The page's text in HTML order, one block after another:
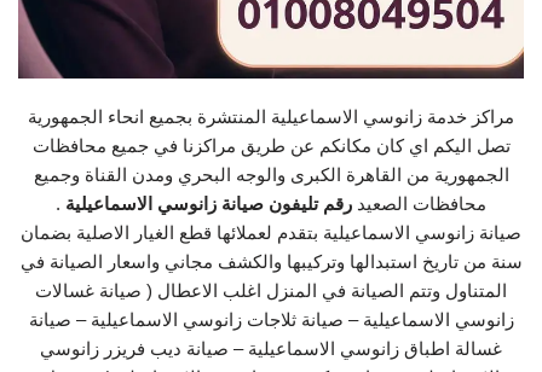
مراكز خدمة زانوسي الاسماعيلية المنتشرة بجميع انحاء الجمهورية
تصل اليكم اي كان مكانكم عن طريق مراكزنا في جميع محافظات
الجمهورية من القاهرة الكبرى والوجه البحري ومدن القناة وجميع
محافظات الصعيد رقم تليفون صيانة زانوسي الاسماعيلية .
صيانة زانوسي الاسماعيلية بتقدم لعملائها قطع الغيار الاصلية بضمان
سنة من تاريخ استبدالها وتركيبها والكشف مجاني واسعار الصيانة في
المتناول وتتم الصيانة في المنزل اغلب الاعطال ( صيانة غسالات
زانوسي الاسماعيلية – صيانة ثلاجات زانوسي الاسماعيلية – صيانة
غسالة اطباق زانوسي الاسماعيلية – صيانة ديب فريزر زانوسي